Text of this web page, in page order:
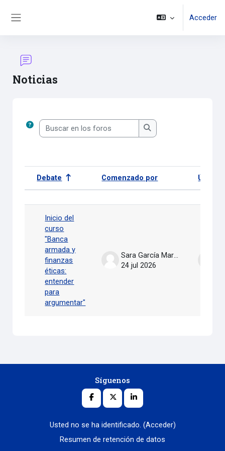
Acceder
Noticias
Buscar en los foros
Buscar en los foros
Estado
Debate Comenzado por Último
Inicio del
curso
"Banca
armada y
finanzas
éticas:
entender
para
argumentar"
Sara García Martín
24 jul 2026
Síguenos
Usted no se ha identificado. (Acceder)
Resumen de retención de datos